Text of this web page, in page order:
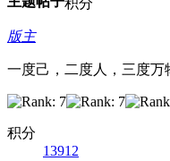
版主
一度己，二度人，三度万
积分
13912